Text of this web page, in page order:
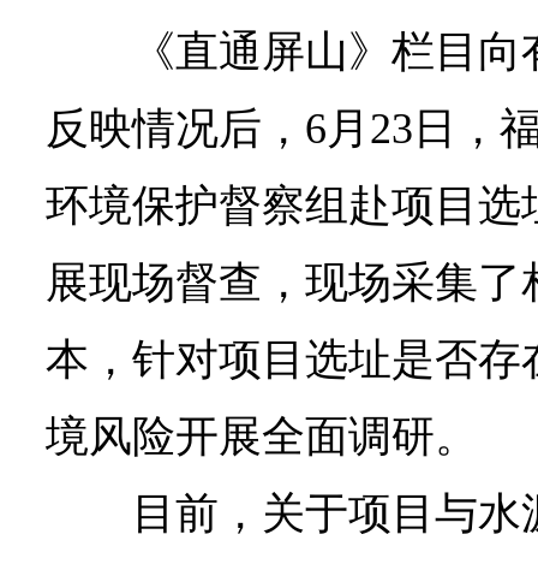
《直通屏山》栏目
反映情况后，6月23日，
环境保护督察组赴项目选
展现场督查，现场采集了
本，针对项目选址是否存
境风险开展全面调研。
目前，关于项目与水